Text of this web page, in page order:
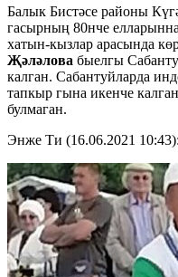
Балык Бистәсе районы
гасырның 80нче
хатын-кызлар арасында
Җәләлова быелгы
калган. Сабантуйларда
тапкыр гына икенче
булмаган.
Энже Ти (16.06.2021 10:43):